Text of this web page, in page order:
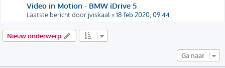
Video in Motion - BMW iDrive 5
Laatste bericht door jviskaal «18 feb 2020, 09:44
Nieuw onderwerp
Ga naar